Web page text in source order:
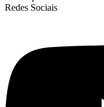
Redes Sociais